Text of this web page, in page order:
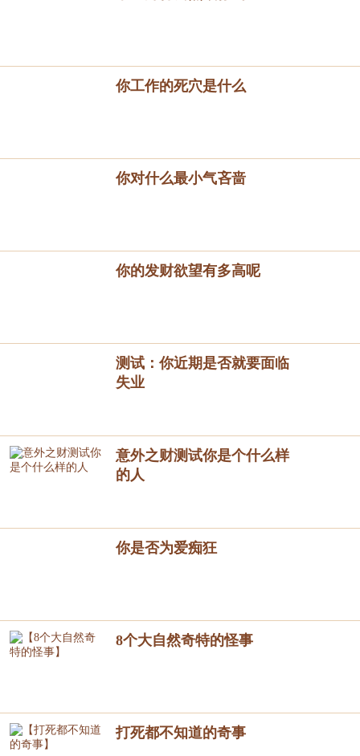
你工作的死穴是什么
你对什么最小气吝啬
你的发财欲望有多高呢
测试：你近期是否就要面临
失业
意外之财测试你是个什么样
的人
你是否为爱痴狂
8个大自然奇特的怪事
打死都不知道的奇事